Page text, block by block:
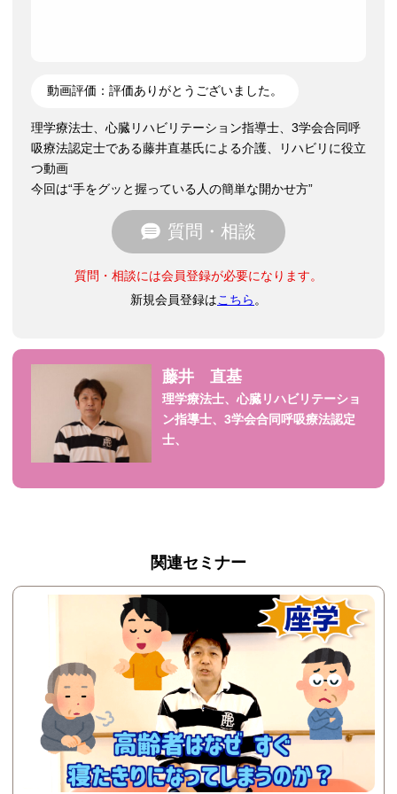
動画評価： 評価ありがとうございました。
理学療法士、心臓リハビリテーション指導士、3学会合同呼
吸療法認定士である藤井直基氏による介護、リハビリに役立
つ動画
今回は“手をグッと握っている人の簡単な開かせ方”
質問・相談
質問・相談には会員登録が必要になります。
新規会員登録はこちら 。
藤井 直基
理学療法士、心臓リハビリテーショ
ン指導士、3学会合同呼吸療法認定
士、
関連セミナー